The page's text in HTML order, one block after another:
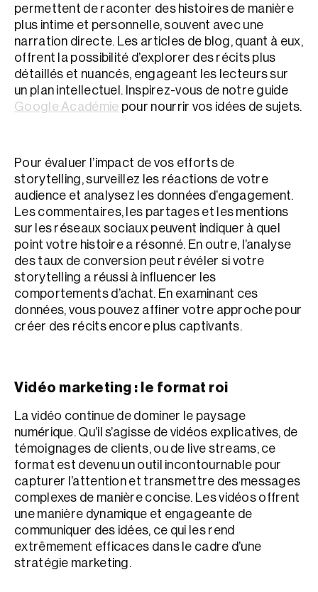
permettent de raconter des histoires de manière
plus intime et personnelle, souvent avec une
narration directe. Les articles de blog, quant à eux,
offrent la possibilité d’explorer des récits plus
détaillés et nuancés, engageant les lecteurs sur
un plan intellectuel. Inspirez-vous de notre guide
Google Académie pour nourrir vos idées de sujets.
Pour évaluer l’impact de vos efforts de
storytelling, surveillez les réactions de votre
audience et analysez les données d’engagement.
Les commentaires, les partages et les mentions
sur les réseaux sociaux peuvent indiquer à quel
point votre histoire a résonné. En outre, l’analyse
des taux de conversion peut révéler si votre
storytelling a réussi à influencer les
comportements d’achat. En examinant ces
données, vous pouvez affiner votre approche pour
créer des récits encore plus captivants.
Vidéo marketing : le format roi
La vidéo continue de dominer le paysage
numérique. Qu’il s’agisse de vidéos explicatives, de
témoignages de clients, ou de live streams, ce
format est devenu un outil incontournable pour
capturer l’attention et transmettre des messages
complexes de manière concise. Les vidéos offrent
une manière dynamique et engageante de
communiquer des idées, ce qui les rend
extrêmement efficaces dans le cadre d’une
stratégie marketing.